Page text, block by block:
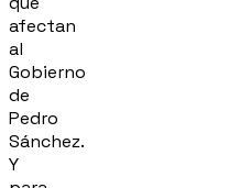
afectan
al
Gobierno
de
Pedro
Sánchez.
Y